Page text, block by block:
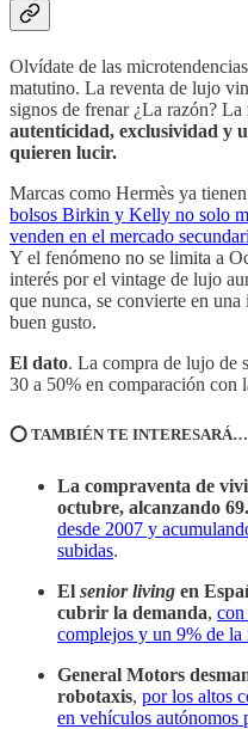
Olvídate de las
matutino. La reventa de lujo
signos de frenar ¿La razón? La
autenticidad, exclusividad y
quieren lucir.
Marcas como Hermès ya
bolsos Birkin y Kelly no solo
venden en el mercado
Y el fenómeno no se limita a
interés por el vintage de lujo
que nunca, se convierte en
buen gusto.
El dato. La compra de lujo de
30 a 50% en comparación con
⭕️ TAMBIÉN TE INTERESARÁ…
La compraventa de
octubre, alcanzando
desde 2007 y
subidas.
El senior living en
cubrir la demanda, con
complejos y un 9% de
General Motors
robotaxis, por los altos
en vehículos autónomos